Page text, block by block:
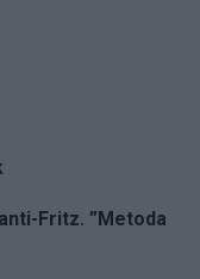
Fritz. ”Metoda